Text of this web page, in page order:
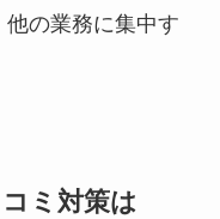
の業務に集中す
ミ対策は